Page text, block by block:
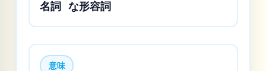
名詞 な形容詞
意味